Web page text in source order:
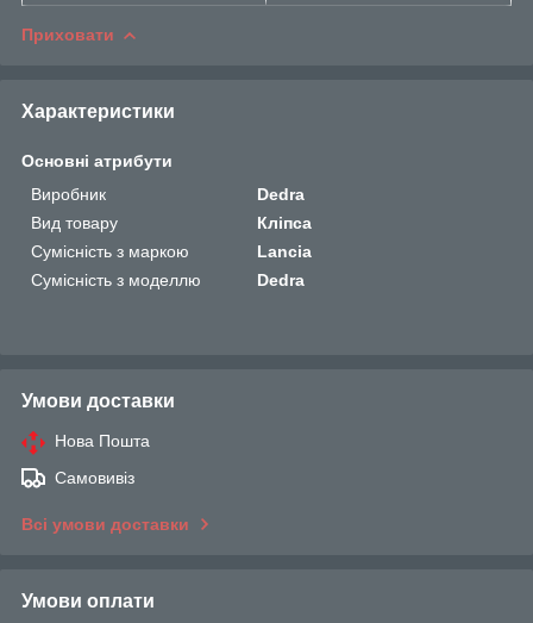
Приховати
Характеристики
Основні атрибути
Виробник
Dedra
Вид товару
Кліпса
Сумісність з маркою
Lancia
Сумісність з моделлю
Dedra
Умови доставки
Нова Пошта
Самовивіз
Всі умови доставки
Умови оплати